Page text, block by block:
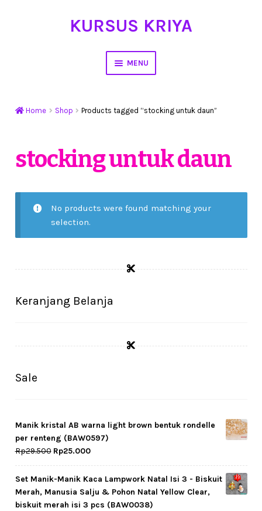
KURSUS KRIYA
MENU
Workshop Membuat Bunga Dari Stocking
My Account
Cart
Cekresi
Checkout
Shop
Tentang Kami
Home Shop Products tagged “stocking untuk daun”
stocking untuk daun
No products were found matching your
selection.
Keranjang Belanja
Sale
Manik kristal AB warna light brown bentuk rondelle
per renteng (BAW0597)
Rp29.500 Original
price
was:
Rp29.500.
Rp25.000Current
price
is:
Rp25.000.
Set Manik-Manik Kaca Lampwork Natal Isi 3 - Biskuit
Merah, Manusia Salju & Pohon Natal Yellow Clear,
biskuit merah isi 3 pcs (BAW0038)